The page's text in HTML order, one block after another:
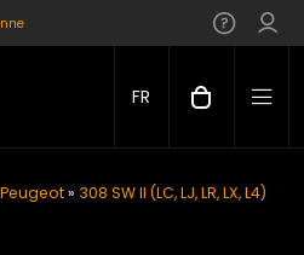
FR
Peugeot» 308 SW II (LC, LJ, LR, LX, L4)